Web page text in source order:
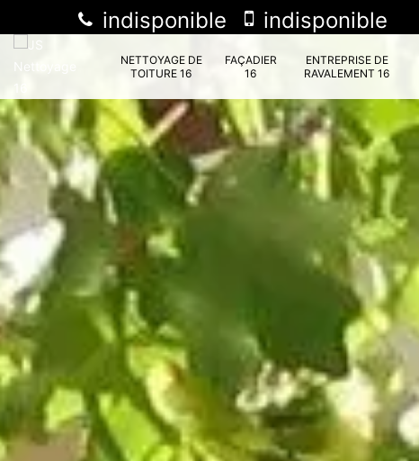
indisponible indisponible
NETTOYAGE DE
TOITURE 16
FAÇADIER
16
ENTREPRISE DE
RAVALEMENT 16